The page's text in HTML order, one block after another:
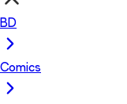
BD
Comics